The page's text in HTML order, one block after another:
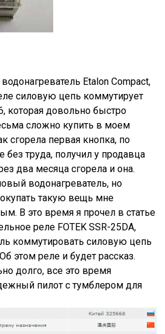
Etalon Compact,
силовую цепь коммутирует
которая довольно быстро
сложно купить в моем
сгорела первая кнопка, по
без труда, получил у продавца
два месяца сгорела и она.
водонагреватель, но
такую вещь мне
В это время я прочел в статье
реле FOTEK SSR-25DA,
коммутировать силовую цепь
этом реле и будет рассказ.
долго, все это время
пилот с тумблером для